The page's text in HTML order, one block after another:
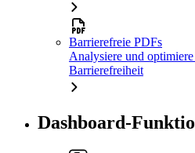
Barrierefreie PDFs
Analysiere und
Barrierefreiheit
Dashboard-